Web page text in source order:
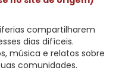
compartilharem
dias difíceis.
música e relatos sobre
comunidades.